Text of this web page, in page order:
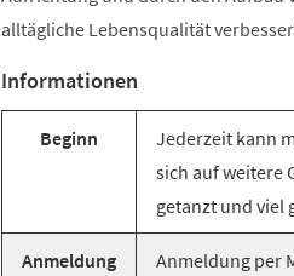
alltägliche Lebensqualität
Informationen
Beginn
Jederzeit kann
sich auf weitere
getanzt und viel
Anmeldung
Anmeldung per